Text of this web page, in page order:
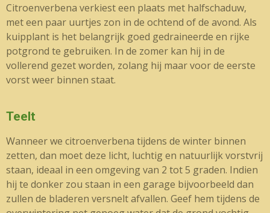
Citroenverbena verkiest een plaats met halfschaduw,
met een paar uurtjes zon in de ochtend of de avond. Als
kuipplant is het belangrijk goed gedraineerde en rijke
potgrond te gebruiken. In de zomer kan hij in de
vollerend gezet worden, zolang hij maar voor de eerste
vorst weer binnen staat.
Teelt
Wanneer we citroenverbena tijdens de winter binnen
zetten, dan moet deze licht, luchtig en natuurlijk vorstvrij
staan, ideaal in een omgeving van 2 tot 5 graden. Indien
hij te donker zou staan in een garage bijvoorbeeld dan
zullen de bladeren versnelt afvallen. Geef hem tijdens de